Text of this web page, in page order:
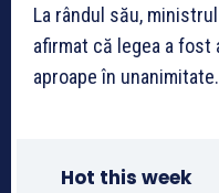
La rândul său,
afirmat că legea a fost
aproape în unanimitate.
Hot this week